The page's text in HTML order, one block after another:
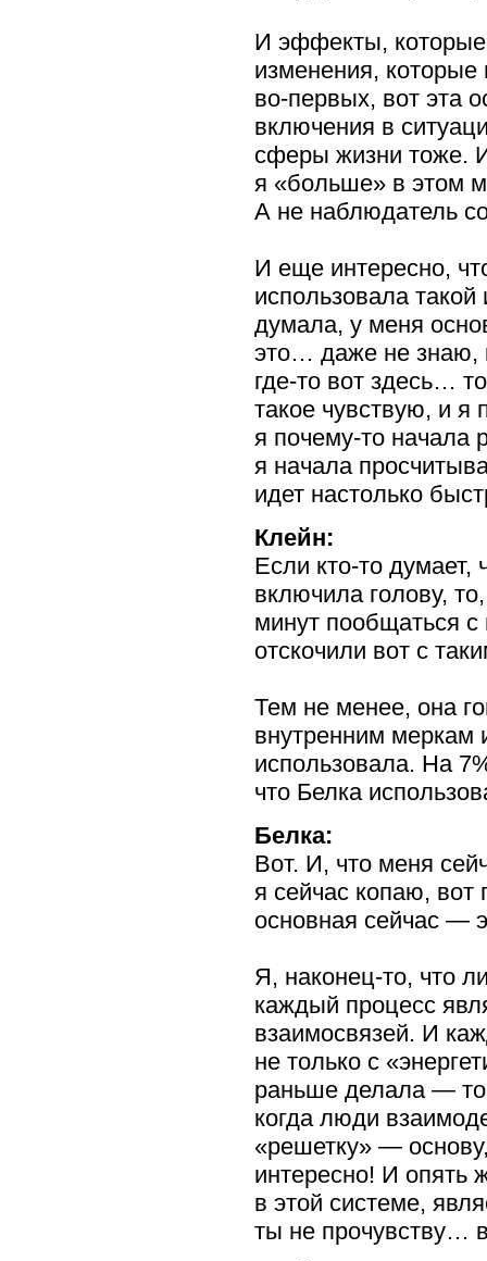
И эффекты, которые
изменения,
во-первых, вот эта
включения в
сферы жизни
я «больше» в этом
А не наблюдатель
И еще интересно,
использовала
думала, у меня
это… даже не знаю,
где-то вот здесь…
такое чувствую, и я
я почему-то начала
я начала
идет настолько
Клейн:
Если кто-то думает,
включила голову,
минут пообщаться
отскочили вот с
Тем не менее, она
внутренним меркам
использовала. На
что Белка
Белка:
Вот. И, что меня
я сейчас копаю, вот
основная сейчас —
Я, наконец-то, что
каждый процесс
взаимосвязей. И
не только с
раньше делала —
когда люди
«решетку» —
интересно! И опять
в этой системе,
ты не